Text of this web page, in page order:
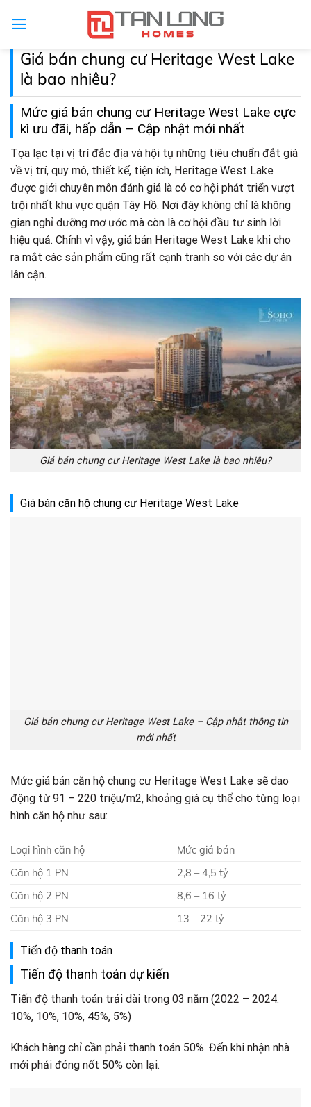
Giá bán chung cư Heritage West Lake
là bao nhiêu?
Mức giá bán chung cư Heritage West Lake cực
kì ưu đãi, hấp dẫn – Cập nhật mới nhất
Tọa lạc tại vị trí đắc địa và hội tụ những tiêu chuẩn đắt giá
về vị trí, quy mô, thiết kế, tiện ích, Heritage West Lake
được giới chuyên môn đánh giá là có cơ hội phát triển vượt
trội nhất khu vực quận Tây Hồ. Nơi đây không chỉ là không
gian nghỉ dưỡng mơ ước mà còn là cơ hội đầu tư sinh lời
hiệu quả. Chính vì vậy, giá bán Heritage West Lake khi cho
ra mắt các sản phẩm cũng rất cạnh tranh so với các dự án
lân cận.
Giá bán chung cư Heritage West Lake là bao nhiêu?
Giá bán căn hộ chung cư Heritage West Lake
Giá bán chung cư Heritage West Lake – Cập nhật thông tin
mới nhất
Mức giá bán căn hộ chung cư Heritage West Lake sẽ dao
động từ 91 – 220 triệu/m2, khoảng giá cụ thể cho từng loại
hình căn hộ như sau:
Loại hình căn hộ
Mức giá bán
Căn hộ 1 PN
2,8 – 4,5 tỷ
Căn hộ 2 PN
8,6 – 16 tỷ
Căn hộ 3 PN
13 – 22 tỷ
Tiến độ thanh toán
Tiến độ thanh toán dự kiến
Tiến độ thanh toán trải dài trong 03 năm (2022 – 2024:
10%, 10%, 10%, 45%, 5%)
Khách hàng chỉ cần phải thanh toán 50%. Đến khi nhận nhà
mới phải đóng nốt 50% còn lại.